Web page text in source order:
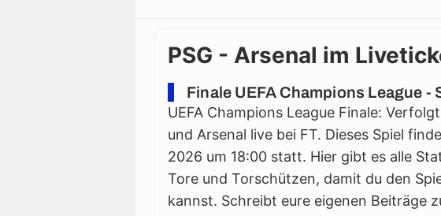
PSG - Arsenal im
Finale UEFA Champions League -
UEFA Champions League Finale:
und Arsenal live bei FT. Dieses Spiel
2026 um 18:00 statt. Hier gibt es alle
Tore und Torschützen, damit du den
kannst. Schreibt eure eigenen Beiträge